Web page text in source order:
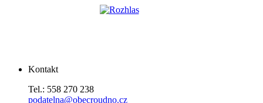
Kontakt
Tel.: 558 270 238
podatelna@obecroudno.cz